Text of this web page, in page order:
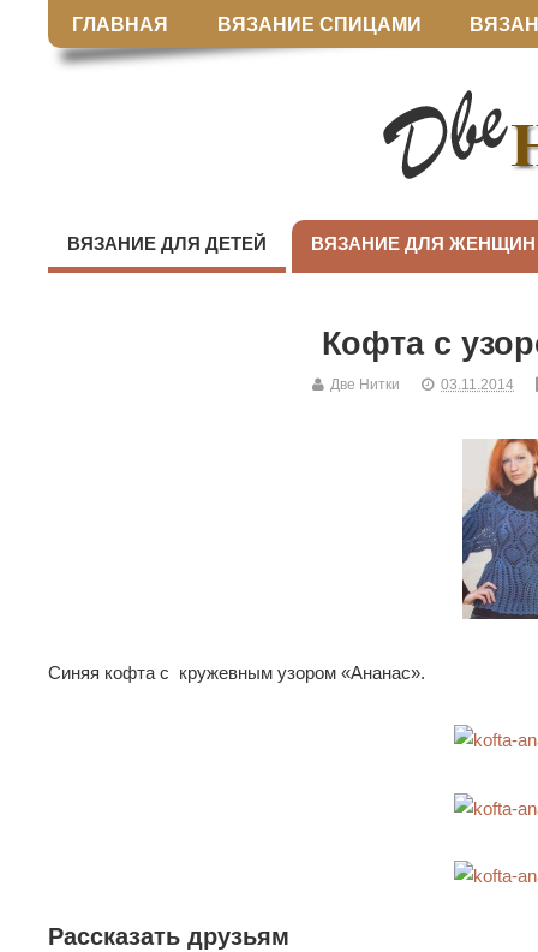
ГЛАВНАЯ ВЯЗАНИЕ СПИЦАМИ
ВЯЗАНИЕ ДЛЯ ДЕТЕЙ ВЯЗАНИЕ ДЛЯ ЖЕНЩИН
Кофта с
Две Нитки 03.11.2014
Синяя кофта с кружевным узором «Ананас».
Рассказать друзьям